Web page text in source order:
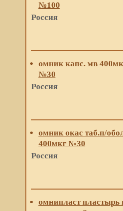
№100
Россия
омник капс. мв
№30
Россия
омник окас таб.п/
400мкг №30
Россия
омнипласт пластырь